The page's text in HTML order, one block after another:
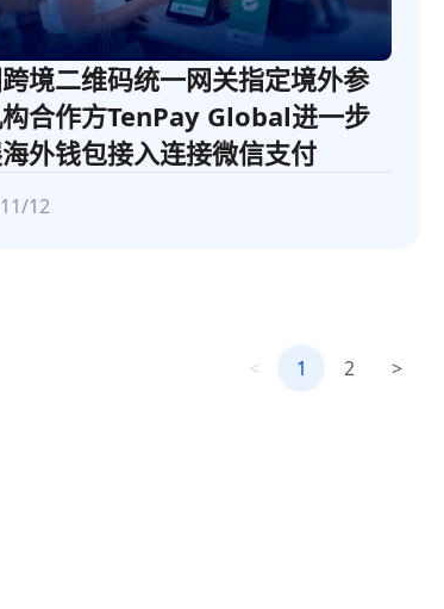
境二维码统一网关指定境外参
合作方TenPay Global进一步
外钱包接入连接微信支付
12
< 1 2 >